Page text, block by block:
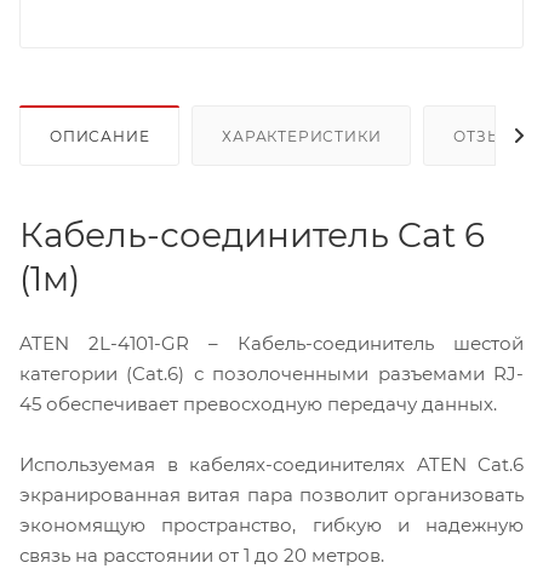
ОПИСАНИЕ ХАРАКТЕРИСТИКИ ОТЗЫВЫ
Кабель-соединитель Cat 6
(1м)
ATEN 2L-4101-GR – Кабель-соединитель шестой
категории (Cat.6) с позолоченными разъемами RJ-
45 обеспечивает превосходную передачу данных.
Используемая в кабелях-соединителях ATEN Cat.6
экранированная витая пара позволит организовать
экономящую пространство, гибкую и надежную
связь на расстоянии от 1 до 20 метров.